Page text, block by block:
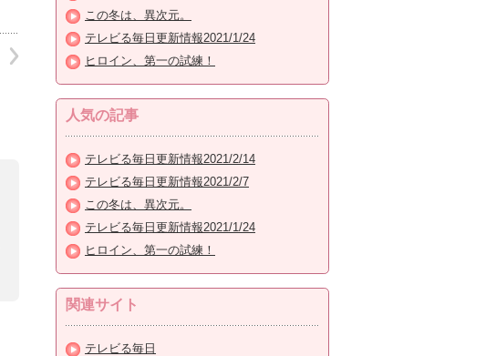
この冬は、異次元。
テレビる毎日更新情報2021/1/24
ヒロイン、第一の試練！
人気の記事
テレビる毎日更新情報2021/2/14
テレビる毎日更新情報2021/2/7
この冬は、異次元。
テレビる毎日更新情報2021/1/24
ヒロイン、第一の試練！
関連サイト
テレビる毎日